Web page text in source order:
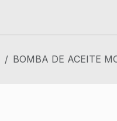
BOMBA DE ACEITE